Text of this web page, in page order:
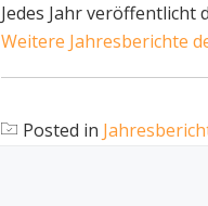
Jedes Jahr
Weitere Jahresberichte
Posted in